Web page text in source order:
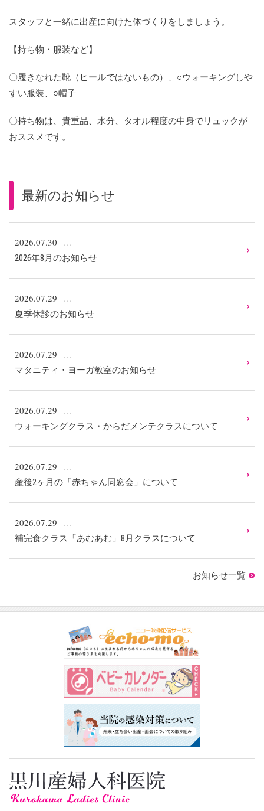
スタッフと一緒に出産に向けた体づくりをしましょう。
【持ち物・服装など】
〇履きなれた靴（ヒールではないもの）、○ウォーキングしや
すい服装、○帽子
〇持ち物は、貴重品、水分、タオル程度の中身でリュックが
おススメです。
最新のお知らせ
2026.07.30
2026年8月のお知らせ
2026.07.29
夏季休診のお知らせ
2026.07.29
マタニティ・ヨーガ教室のお知らせ
2026.07.29
ウォーキングクラス・からだメンテクラスについて
2026.07.29
産後2ヶ月の「赤ちゃん同窓会」について
2026.07.29
補完食クラス「あむあむ」8月クラスについて
お知らせ一覧